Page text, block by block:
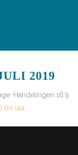
2019
Handelingen 16:9
uur